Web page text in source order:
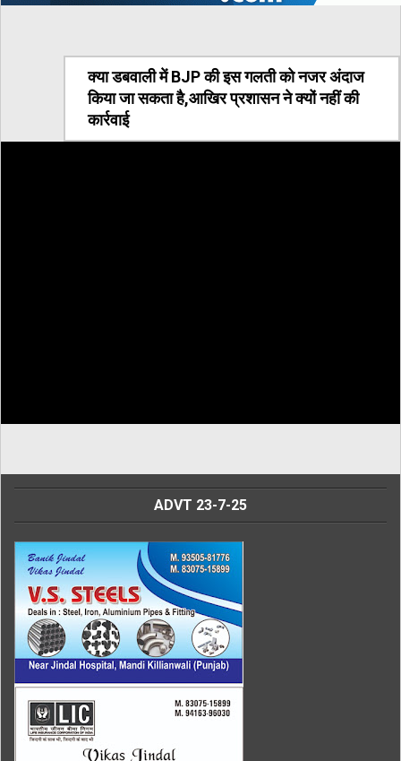
क्या डबवाली में BJP की इस गलती को नजर अंदाज
किया जा सकता है,आखिर प्रशासन ने क्यों नहीं की
कार्रवाई
ADVT 23-7-25